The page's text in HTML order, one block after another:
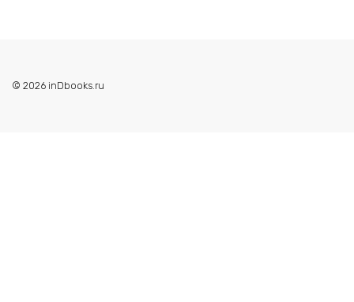
© 2026 inDbooks.ru